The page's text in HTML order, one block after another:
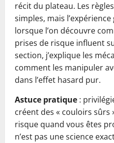
récit du plateau. Les
simples, mais
lorsque l’on découvre
prises de risque influent
section, j’explique les
comment les manipuler
dans l’effet hasard pur.
Astuce pratique :
créent des « couloirs sûrs
risque quand vous êtes
n’est pas une science